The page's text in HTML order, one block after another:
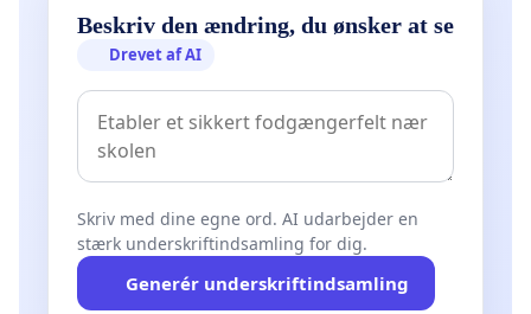
Beskriv den ændring, du ønsker at se
Drevet af AI
Skriv med dine egne ord. AI udarbejder en
stærk underskriftindsamling for dig.
Generér underskriftindsamling